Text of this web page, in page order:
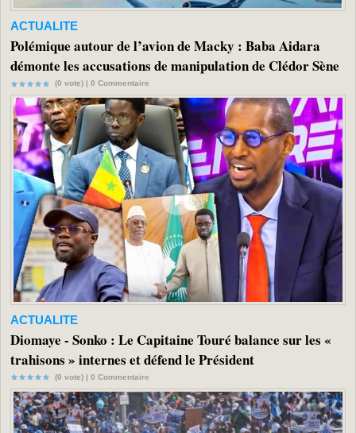
ACTUALITE
Polémique autour de l’avion de Macky : Baba Aidara
démonte les accusations de manipulation de Clédor Sène
(0 vote) | 0 Commentaire
ACTUALITE
Diomaye - Sonko : Le Capitaine Touré balance sur les «
trahisons » internes et défend le Président
(0 vote) | 0 Commentaire